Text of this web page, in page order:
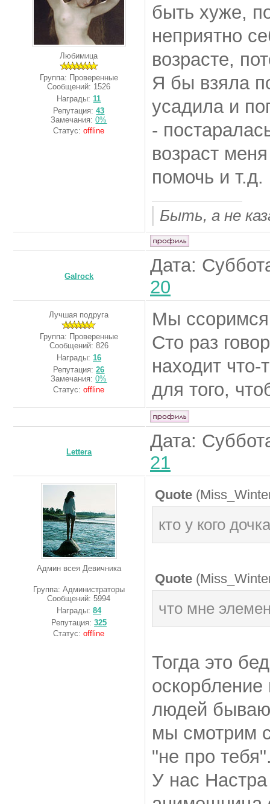
Любимица
Группа: Проверенные
Сообщений: 1526
Награды: 11
Репутация:43
Замечания:0%
Статус:offline
быть хуже,
неприятно
возрасте,
Я бы взяла
усадила и
-
возраст
помочь и т.д.
Быть, а не
Galrock
Дата:
20
Лучшая подруга
Группа: Проверенные
Сообщений: 826
Награды: 16
Репутация:26
Замечания:0%
Статус:offline
Мы
Сто раз
находит
для того,
Lettera
Дата:
21
Админ всея Девичника
Группа: Администраторы
Сообщений:5994
Награды: 84
Репутация: 325
Статус:offline
Quote (
кто у кого
Quote (
что мне
Тогда это
оскорбление
людей
мы смотрим
"не про
У нас